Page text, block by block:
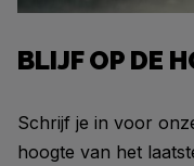
BLIJF OP DE
Schrijf je in voor
hoogte van het